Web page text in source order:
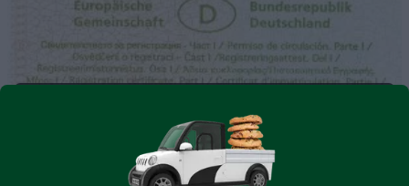
Wie funktioniert die Zulassung meines ARI Motors